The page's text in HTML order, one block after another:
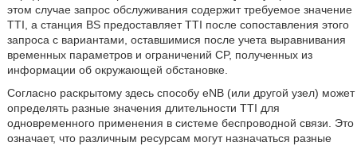
этом случае запрос обслуживания содержит требуемое значение
TTI, а станция BS предоставляет TTI после сопоставления этого
запроса с вариантами, оставшимися после учета выравнивания
временных параметров и ограничений CP, полученных из
информации об окружающей обстановке.
Согласно раскрытому здесь способу eNB (или другой узел) может
определять разные значения длительности TTI для
одновременного применения в системе беспроводной связи. Это
означает, что различным ресурсам могут назначаться разные